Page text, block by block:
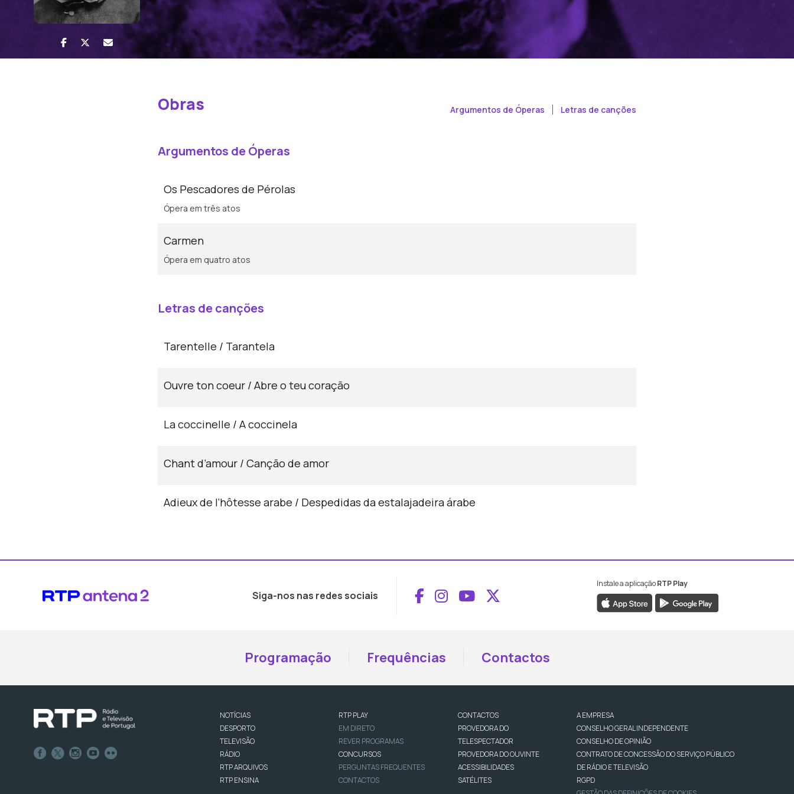
Obras Argumentos de Óperas Letras de canções
Argumentos de Óperas
Os Pescadores de Pérolas
Ópera em três atos
Carmen
Ópera em quatro atos
Letras de canções
Tarentelle / Tarantela
Ouvre ton coeur / Abre o teu coração
La coccinelle / A coccinela
Chant d’amour / Canção de amor
Adieux de l’hôtesse arabe / Despedidas da estalajadeira árabe
Siga-nos nas redes sociais Aceder ao Facebook da RTP Antena 2
Aceder ao Instagram da RTP Antena 2
Aceder ao YouTube da RTP Antena 2
Aceder ao X da RTP Antena 2
Instale a aplicaçãoRTP Play
Programação Frequências Contactos
NOTÍCIAS
DESPORTO
TELEVISÃO
RÁDIO
RTP ARQUIVOS
RTP ENSINA
RTP PLAY
EM DIRETO
REVER PROGRAMAS
CONCURSOS
PERGUNTAS FREQUENTES
CONTACTOS
CONTACTOS
PROVEDORA DO
TELESPECTADOR
PROVEDORA DO OUVINTE
ACESSIBILIDADES
SATÉLITES
A EMPRESA
CONSELHO GERAL INDEPENDENTE
CONSELHO DE OPINIÃO
CONTRATO DE CONCESSÃO DO SERVIÇO PÚBLICO
DE RÁDIO E TELEVISÃO
RGPD